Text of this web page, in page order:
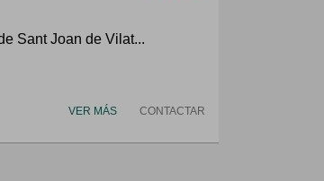
Sant Joan de Vilat...
CONTACTAR
VER MÁS